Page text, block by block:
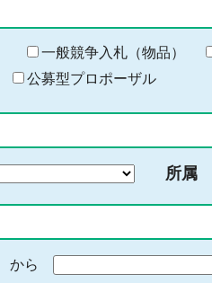
一般競争入札（物品）
公募型プロポーザル
所属
から